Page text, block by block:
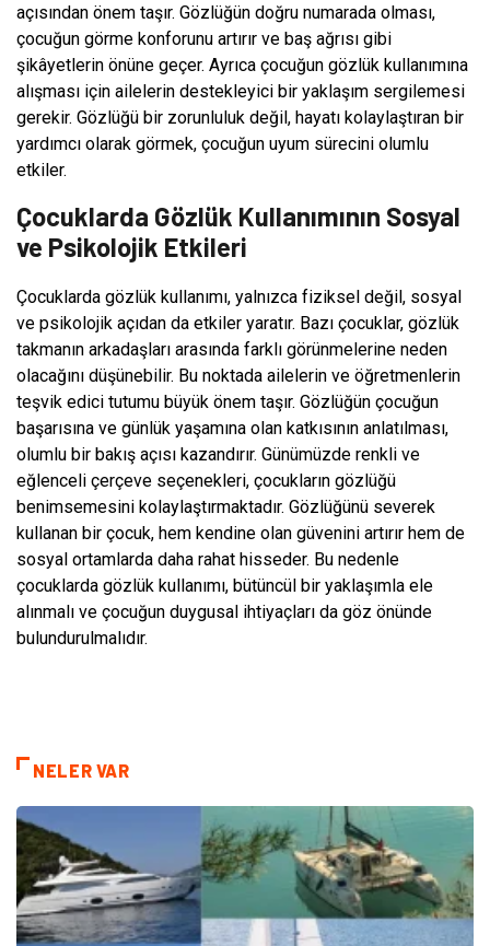
açısından önem taşır. Gözlüğün doğru numarada olması,
çocuğun görme konforunu artırır ve baş ağrısı gibi
şikâyetlerin önüne geçer. Ayrıca çocuğun gözlük kullanımına
alışması için ailelerin destekleyici bir yaklaşım sergilemesi
gerekir. Gözlüğü bir zorunluluk değil, hayatı kolaylaştıran bir
yardımcı olarak görmek, çocuğun uyum sürecini olumlu
etkiler.
Çocuklarda Gözlük Kullanımının Sosyal
ve Psikolojik Etkileri
Çocuklarda gözlük kullanımı, yalnızca fiziksel değil, sosyal
ve psikolojik açıdan da etkiler yaratır. Bazı çocuklar, gözlük
takmanın arkadaşları arasında farklı görünmelerine neden
olacağını düşünebilir. Bu noktada ailelerin ve öğretmenlerin
teşvik edici tutumu büyük önem taşır. Gözlüğün çocuğun
başarısına ve günlük yaşamına olan katkısının anlatılması,
olumlu bir bakış açısı kazandırır. Günümüzde renkli ve
eğlenceli çerçeve seçenekleri, çocukların gözlüğü
benimsemesini kolaylaştırmaktadır. Gözlüğünü severek
kullanan bir çocuk, hem kendine olan güvenini artırır hem de
sosyal ortamlarda daha rahat hisseder. Bu nedenle
çocuklarda gözlük kullanımı, bütüncül bir yaklaşımla ele
alınmalı ve çocuğun duygusal ihtiyaçları da göz önünde
bulundurulmalıdır.
NELER VAR